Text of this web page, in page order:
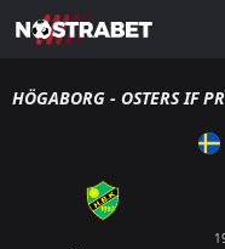
HÖGABORG - OSTERS IF